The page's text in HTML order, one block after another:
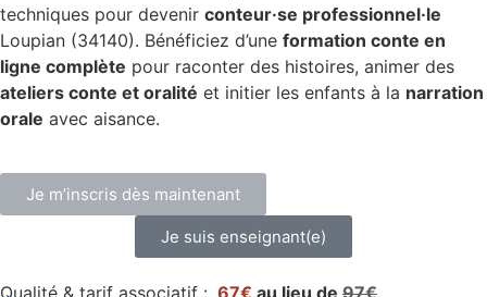
techniques pour devenir conteur·se professionnel·le
Loupian (34140). Bénéficiez d’une formation conte en
ligne complète pour raconter des histoires, animer des
ateliers conte et oralité et initier les enfants à la narration
orale avec aisance.
Je m’inscris dès maintenant
Je suis enseignant(e)